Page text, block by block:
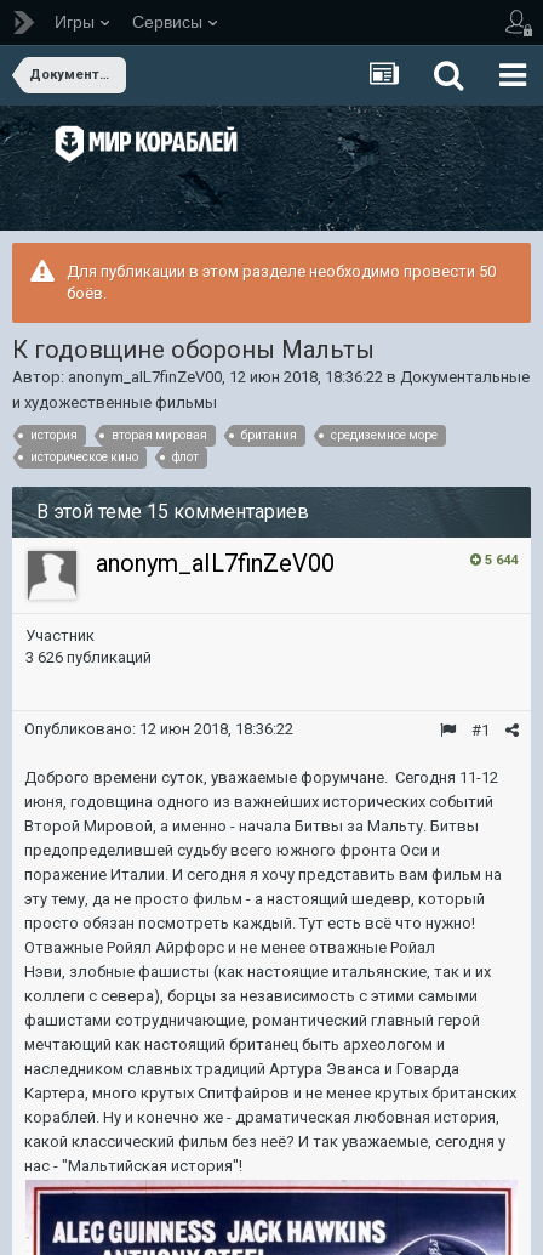
Игры Сервисы
Документальные и художественные фильмы
Для публикации в этом разделе необходимо провести 50
боёв.
К годовщине обороны Мальты
Автор: anonym_aIL7finZeV00, 12 июн 2018, 18:36:22 в Документальные
и художественные фильмы
история вторая мировая британия
средиземное море
историческое кино
флот
В этой теме 15 комментариев
5 644
anonym_aIL7finZeV00
Участник
3 626 публикаций
#1
Опубликовано: 12 июн 2018, 18:36:22
Доброго времени суток, уважаемые форумчане. Сегодня 11-12
июня, годовщина одного из важнейших исторических событий
Второй Мировой, а именно - начала Битвы за Мальту. Битвы
предопределившей судьбу всего южного фронта Оси и
поражение Италии. И сегодня я хочу представить вам фильм на
эту тему, да не просто фильм - а настоящий шедевр, который
просто обязан посмотреть каждый. Тут есть всё что нужно!
Отважные Ройял Айрфорс и не менее отважные Ройал
Нэви, злобные фашисты (как настоящие итальянские, так и их
коллеги с севера), борцы за независимость с этими самыми
фашистами сотрудничающие, романтический главный герой
мечтающий как настоящий британец быть археологом и
наследником славных традиций Артура Эванса и Говарда
Картера, много крутых Спитфайров и не менее крутых британских
кораблей. Ну и конечно же - драматическая любовная история,
какой классический фильм без неё? И так уважаемые, сегодня у
нас - "Мальтийская история"!